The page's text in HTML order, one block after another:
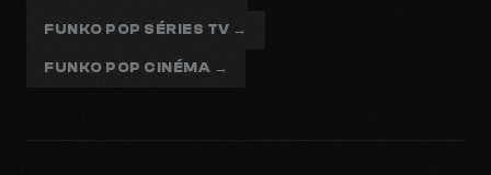
FUNKO POP SÉRIES TV →
FUNKO POP CINÉMA →